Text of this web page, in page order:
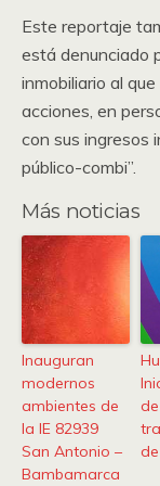
Este reportaje
está denunciado
inmobiliario al
acciones, en
con sus ingresos
público-combi’’.
Más noticias
Inauguran
modernos
ambientes de
la IE 82939
San Antonio –
Bambamarca
de